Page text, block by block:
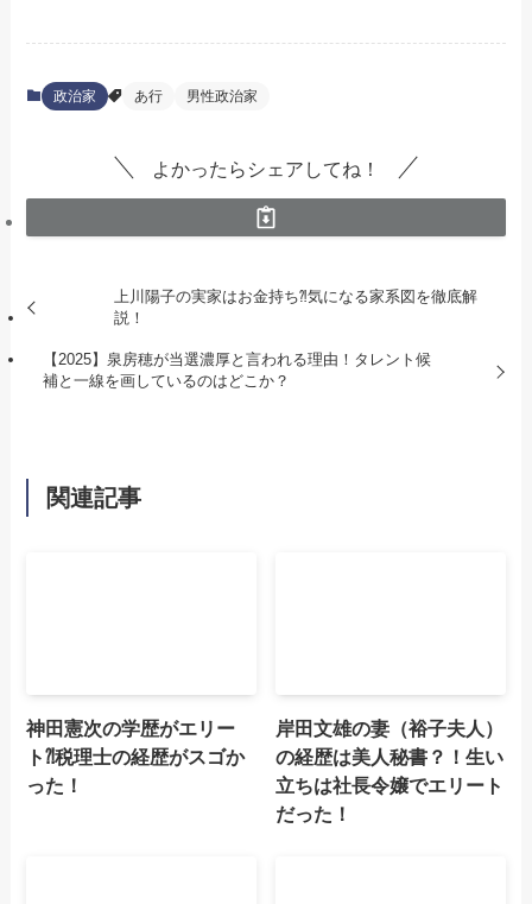
政治家 あ行 男性政治家
よかったらシェアしてね！
上川陽子の実家はお金持ち⁈気になる家系図を徹底解
説！
【2025】泉房穂が当選濃厚と言われる理由！タレント候
補と一線を画しているのはどこか？
関連記事
神田憲次の学歴がエリー
ト⁈税理士の経歴がスゴか
った！
岸田文雄の妻（裕子夫人）
の経歴は美人秘書？！生い
立ちは社長令嬢でエリート
だった！